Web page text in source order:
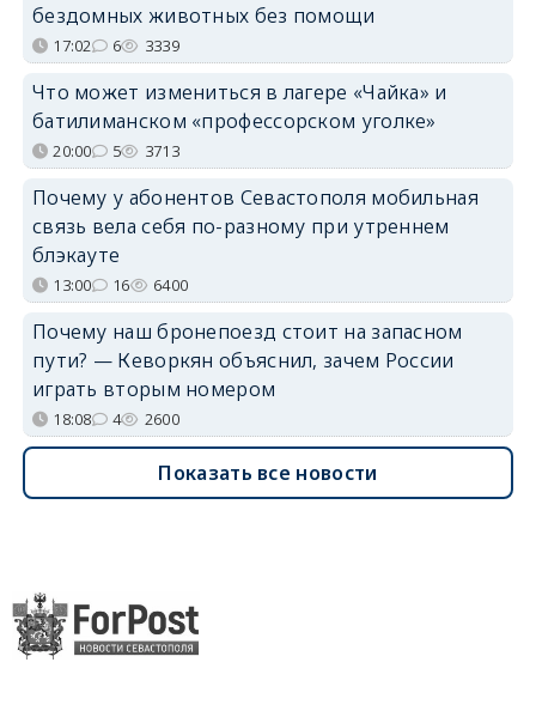
бездомных животных без помощи
17:02 6 3339
Что может измениться в лагере «Чайка» и
батилиманском «профессорском уголке»
20:00 5 3713
Почему у абонентов Севастополя мобильная
связь вела себя по-разному при утреннем
блэкауте
13:00 16 6400
Почему наш бронепоезд стоит на запасном
пути? — Кеворкян объяснил, зачем России
играть вторым номером
18:08 4 2600
Показать все новости